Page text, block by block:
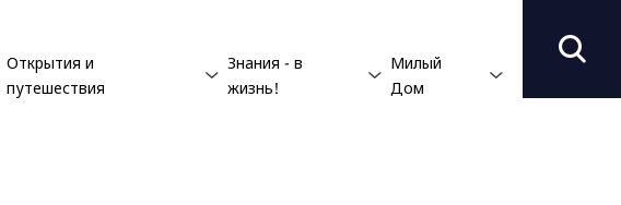
Открытия и
путешествия
Знания - в
жизнь!
Милый
Дом